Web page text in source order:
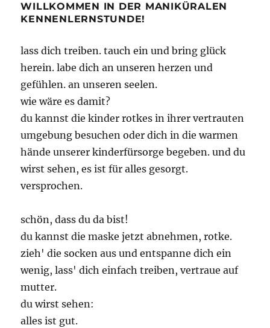
WILLKOMMEN IN DER MANIKÜRALEN
KENNENLERNSTUNDE!
lass dich treiben. tauch ein und bring glück
herein. labe dich an unseren herzen und
gefühlen. an unseren seelen.
wie wäre es damit?
du kannst die kinder rotkes in ihrer vertrauten
umgebung besuchen oder dich in die warmen
hände unserer kinderfürsorge begeben. und du
wirst sehen, es ist für alles gesorgt.
versprochen.
schön, dass du da bist!
du kannst die maske jetzt abnehmen, rotke.
zieh' die socken aus und entspanne dich ein
wenig, lass' dich einfach treiben, vertraue auf
mutter.
du wirst sehen:
alles ist gut.